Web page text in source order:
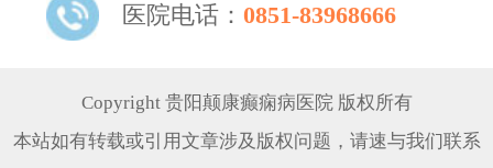
医院电话： 0851-83968666
Copyright 贵阳颠康癫痫病医院 版权所有
本站如有转载或引用文章涉及版权问题，请速与我们联系